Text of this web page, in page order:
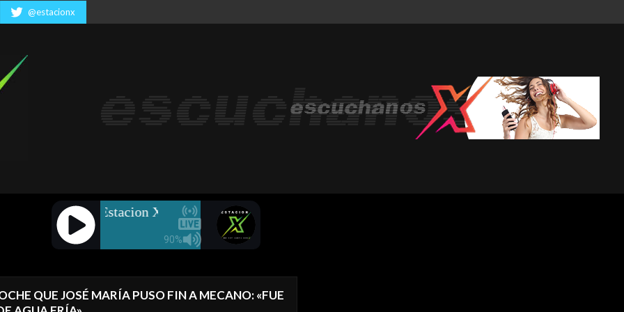
música para todos... los mejores exitos... artistas varios
@estacionx
QUE JOSÉ MARÍA PUSO FIN A MECANO: «FUE